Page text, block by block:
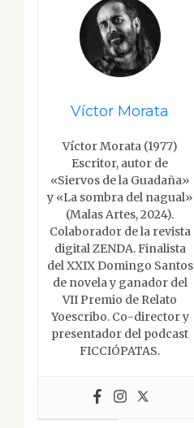
Víctor Morata
Víctor Morata (1977)
Escritor, autor de
«Siervos de la Guadaña»
y «La sombra del nagual»
(Malas Artes, 2024).
Colaborador de la revista
digital ZENDA. Finalista
del XXIX Domingo Santos
de novela y ganador del
VII Premio de Relato
Yoescribo. Co-director y
presentador del podcast
FICCIÓPATAS.